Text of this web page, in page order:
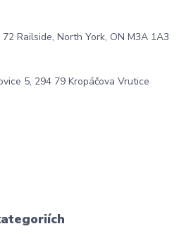
Railside, North York, ON M3A 1A3
5, 294 79 Kropáčova Vrutice